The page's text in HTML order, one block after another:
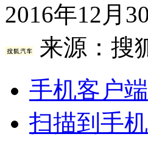
2016年12月
来源： 搜
手机客户端
扫描到手机